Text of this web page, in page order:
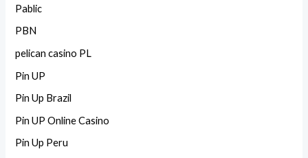
Pablic
PBN
pelican casino PL
Pin UP
Pin Up Brazil
Pin UP Online Casino
Pin Up Peru